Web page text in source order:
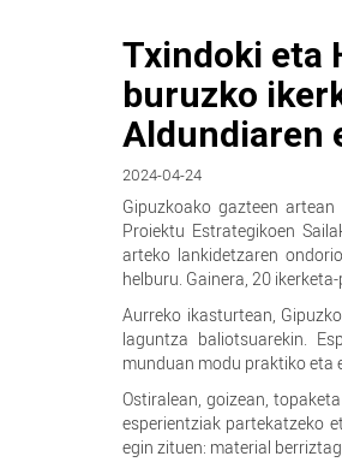
Txindoki eta
buruzko
Aldundiaren
2024-04-24
Gipuzkoako gazteen
Proiektu Estrategikoen
arteko lankidetzaren
helburu. Gainera, 20
Aurreko ikasturtean,
laguntza baliotsuarekin.
munduan modu praktiko eta
Ostiralean, goizean,
esperientziak partekatzeko
egin zituen: material